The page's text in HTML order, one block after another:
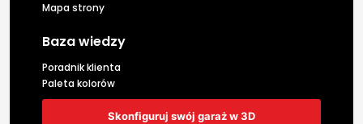
Mapa strony
Baza wiedzy
Poradnik klienta
Paleta kolorów
Skonfiguruj swój garaż w 3D